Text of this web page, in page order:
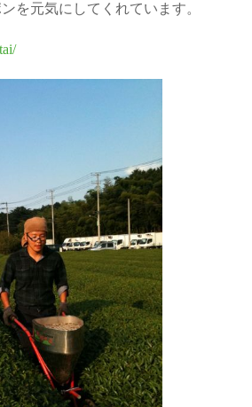
を元気にしてくれています。